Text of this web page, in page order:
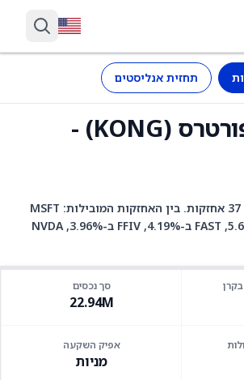
תחזית אנליסטים
פורמידבל פורטרס (KONG) -
KONG היא קרן סל עם 37 אחזקות. בין האחזקות המובילות: MSFT
ב-6.06%, NOW ב-5.65%, FAST ב-4.19%, FFIV ב-3.96%, NVDA
סך נכסים
22.94M
אפיק השקעה
מניות